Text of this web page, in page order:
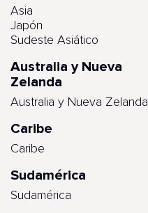
Asia
Japón
Sudeste Asiático
Australia y Nueva
Zelanda
Australia y Nueva Zelanda
Caribe
Caribe
Sudamérica
Sudamérica